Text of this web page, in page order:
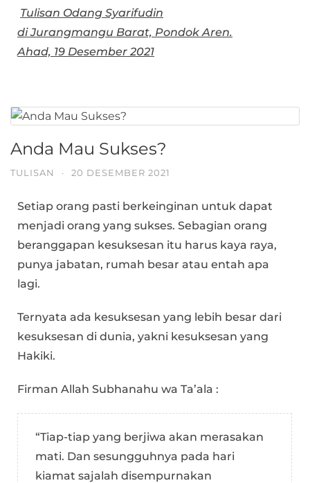
Tulisan Odang Syarifudin
di Jurangmangu Barat, Pondok Aren.
Ahad, 19 Desember 2021
Anda Mau Sukses?
TULISAN · 20 DESEMBER 2021
Setiap orang pasti berkeinginan untuk dapat
menjadi orang yang sukses. Sebagian orang
beranggapan kesuksesan itu harus kaya raya,
punya jabatan, rumah besar atau entah apa
lagi.
Ternyata ada kesuksesan yang lebih besar dari
kesuksesan di dunia, yakni kesuksesan yang
Hakiki.
Firman Allah Subhanahu wa Ta’ala :
“Tiap-tiap yang berjiwa akan merasakan
mati. Dan sesungguhnya pada hari
kiamat sajalah disempurnakan